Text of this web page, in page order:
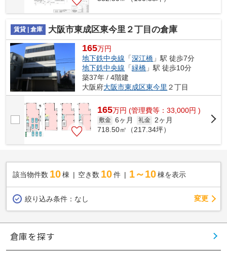
賃貸 | 倉庫 大阪市東成区東今里２丁目の倉庫
165万円
地下鉄中央線 「深江橋 」駅 徒歩7分
地下鉄中央線 「緑橋 」駅 徒歩10分
築37年 / 4階建
大阪府大阪市東成区東今里 ２丁目
165万円 (管理費等：33,000円 )
敷金 6ヶ月 礼金
2ヶ月
718.50㎡（217.34坪）
該当物件数 10棟 空き数 10 件 1～10 棟を表示
絞り込み条件： なし 変更
倉庫を探す